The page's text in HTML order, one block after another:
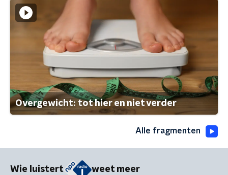
Overgewicht: tot hier en niet verder
Alle fragmenten
Wie luistert weet meer